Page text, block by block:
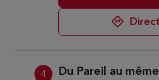
4 Du Pareil au